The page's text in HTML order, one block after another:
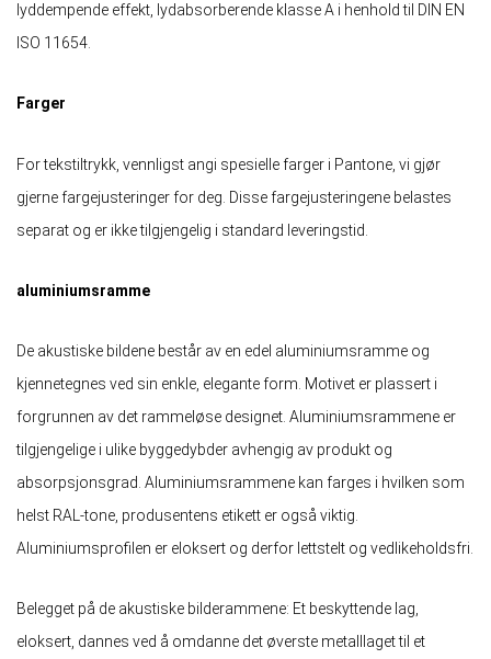
lyddempende effekt, lydabsorberende klasse A i henhold til DIN EN
ISO 11654.
Farger
For tekstiltrykk, vennligst angi spesielle farger i Pantone, vi gjør
gjerne fargejusteringer for deg. Disse fargejusteringene belastes
separat og er ikke tilgjengelig i standard leveringstid.
aluminiumsramme
De akustiske bildene består av en edel aluminiumsramme og
kjennetegnes ved sin enkle, elegante form. Motivet er plassert i
forgrunnen av det rammeløse designet. Aluminiumsrammene er
tilgjengelige i ulike byggedybder avhengig av produkt og
absorpsjonsgrad. Aluminiumsrammene kan farges i hvilken som
helst RAL-tone, produsentens etikett er også viktig.
Aluminiumsprofilen er eloksert og derfor lettstelt og vedlikeholdsfri.
Belegget på de akustiske bilderammene: Et beskyttende lag,
eloksert, dannes ved å omdanne det øverste metalllaget til et